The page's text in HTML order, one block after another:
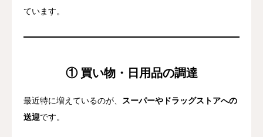
ています。
① 買い物・日用品の調達
最近特に増えているのが、
スーパーやドラッグストアへの
送迎です。